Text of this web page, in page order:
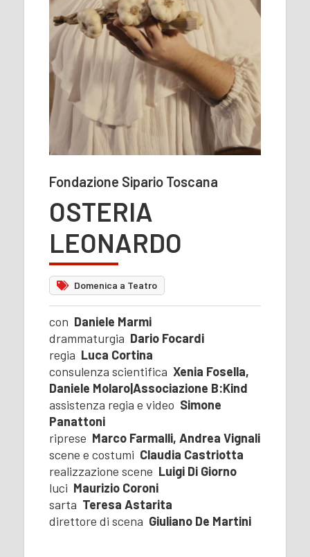
Fondazione Sipario Toscana
OSTERIA
LEONARDO
Domenica a Teatro
con Daniele Marmi
drammaturgia Dario Focardi
regia Luca Cortina
consulenza scientifica Xenia Fosella,
Daniele Molaro|Associazione B:Kind
assistenza regia e video Simone
Panattoni
riprese Marco Farmalli, Andrea Vignali
scene e costumi Claudia Castriotta
realizzazione scene Luigi Di Giorno
luci Maurizio Coroni
sarta Teresa Astarita
direttore di scena Giuliano De Martini